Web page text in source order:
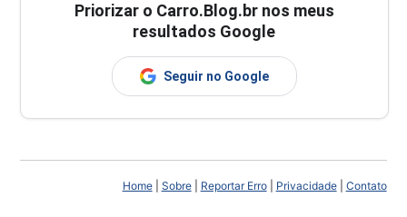
Priorizar o Carro.Blog.br nos meus
resultados Google
Seguir no Google
Home| Sobre| Reportar Erro| Privacidade| Contato